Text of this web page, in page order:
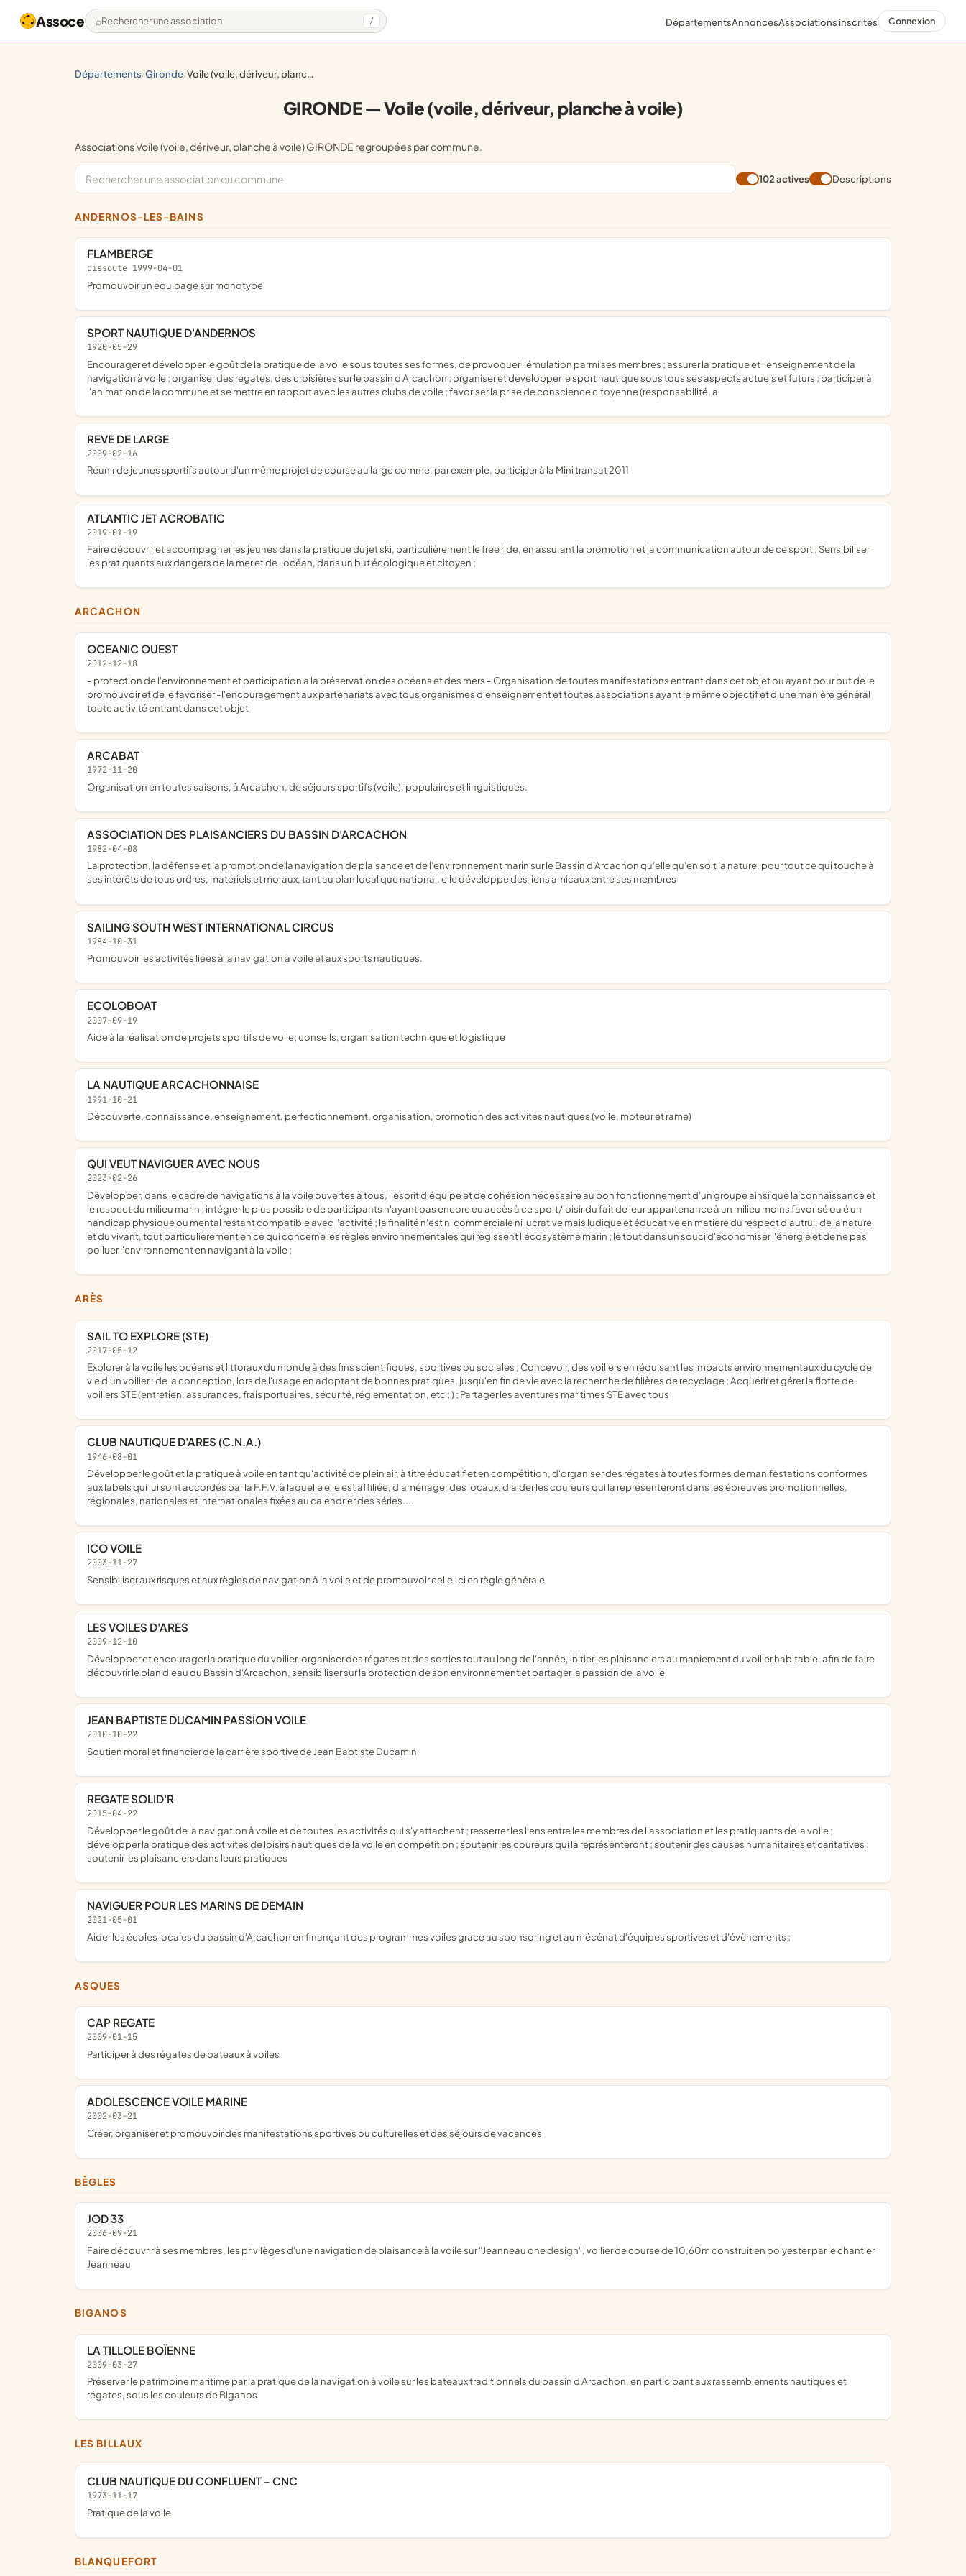
Assoce Rechercher une association / DépartementsAnnoncesAssociations inscrites Connexion
départements/ gironde/ voile (voile, dériveur, planche à voile)
GIRONDE — Voile (voile, dériveur, planche à voile)
Associations Voile (voile, dériveur, planche à voile) GIRONDE regroupées par commune.
102 actives Descriptions
ANDERNOS-LES-BAINS
FLAMBERGE
dissoute 1999-04-01
promouvoir un équipage sur monotype
SPORT NAUTIQUE D'ANDERNOS
1920-05-29
encourager et développer le goût de la pratique de la voile sous toutes ses formes, de provoquer l'émulation parmi ses membres ; assurer la pratique et l'enseignement de la
navigation à voile ; organiser des régates, des croisières sur le bassin d'Arcachon ; organiser et développer le sport nautique sous tous ses aspects actuels et futurs ; participer à
l'animation de la commune et se mettre en rapport avec les autres clubs de voile ; favoriser la prise de conscience citoyenne (responsabilité, a
REVE DE LARGE
2009-02-16
réunir de jeunes sportifs autour d'un même projet de course au large comme, par exemple, participer à la Mini transat 2011
ATLANTIC JET ACROBATIC
2019-01-19
faire découvrir et accompagner les jeunes dans la pratique du jet ski, particulièrement le free ride, en assurant la promotion et la communication autour de ce sport ; Sensibiliser
les pratiquants aux dangers de la mer et de l'océan, dans un but écologique et citoyen ;
ARCACHON
OCEANIC OUEST
2012-12-18
- protection de l'environnement et participation a la préservation des océans et des mers - Organisation de toutes manifestations entrant dans cet objet ou ayant pour but de le
promouvoir et de le favoriser -l'encouragement aux partenariats avec tous organismes d'enseignement et toutes associations ayant le même objectif et d'une manière général
toute activité entrant dans cet objet
ARCABAT
1972-11-20
Organisation en toutes saisons, à Arcachon, de séjours sportifs (voile), populaires et linguistiques.
ASSOCIATION DES PLAISANCIERS DU BASSIN D'ARCACHON
1982-04-08
la protection, la défense et la promotion de la navigation de plaisance et de l'environnement marin sur le Bassin d'Arcachon qu'elle qu'en soit la nature, pour tout ce qui touche à
ses intérêts de tous ordres, matériels et moraux, tant au plan local que national. elle développe des liens amicaux entre ses membres
SAILING SOUTH WEST INTERNATIONAL CIRCUS
1984-10-31
Promouvoir les activités liées à la navigation à voile et aux sports nautiques.
ECOLOBOAT
2007-09-19
aide à la réalisation de projets sportifs de voile; conseils, organisation technique et logistique
LA NAUTIQUE ARCACHONNAISE
1991-10-21
découverte, connaissance, enseignement, perfectionnement, organisation, promotion des activités nautiques (voile, moteur et rame)
QUI VEUT NAVIGUER AVEC NOUS
2023-02-26
développer, dans le cadre de navigations à la voile ouvertes à tous, l'esprit d'équipe et de cohésion nécessaire au bon fonctionnement d'un groupe ainsi que la connaissance et
le respect du milieu marin ; intégrer le plus possible de participants n'ayant pas encore eu accès à ce sport/loisir du fait de leur appartenance à un milieu moins favorisé ou é un
handicap physique ou mental restant compatible avec l'activité ; la finalité n'est ni commerciale ni lucrative mais ludique et éducative en matière du respect d'autrui, de la nature
et du vivant, tout particulièrement en ce qui concerne les règles environnementales qui régissent l'écosystème marin ; le tout dans un souci d'économiser l'énergie et de ne pas
polluer l'environnement en navigant à la voile ;
ARÈS
SAIL TO EXPLORE (STE)
2017-05-12
explorer à la voile les océans et littoraux du monde à des fins scientifiques, sportives ou sociales ; Concevoir, des voiliers en réduisant les impacts environnementaux du cycle de
vie d'un voilier : de la conception, lors de l'usage en adoptant de bonnes pratiques, jusqu'en fin de vie avec la recherche de filières de recyclage ; Acquérir et gérer la flotte de
voiliers STE (entretien, assurances, frais portuaires, sécurité, réglementation, etc ; ) ; Partager les aventures maritimes STE avec tous
CLUB NAUTIQUE D'ARES (C.N.A.)
1946-08-01
développer le goût et la pratique à voile en tant qu'activité de plein air, à titre éducatif et en compétition, d'organiser des régates à toutes formes de manifestations conformes
aux labels qui lui sont accordés par la F.F.V. à laquelle elle est affiliée, d'aménager des locaux, d'aider les coureurs qui la représenteront dans les épreuves promotionnelles,
régionales, nationales et internationales fixées au calendrier des séries....
ICO VOILE
2003-11-27
sensibiliser aux risques et aux règles de navigation à la voile et de promouvoir celle-ci en règle générale
LES VOILES D'ARES
2009-12-10
développer et encourager la pratique du voilier, organiser des régates et des sorties tout au long de l'année, initier les plaisanciers au maniement du voilier habitable, afin de faire
découvrir le plan d'eau du Bassin d'Arcachon, sensibiliser sur la protection de son environnement et partager la passion de la voile
JEAN BAPTISTE DUCAMIN PASSION VOILE
2010-10-22
soutien moral et financier de la carrière sportive de Jean Baptiste Ducamin
REGATE SOLID'R
2015-04-22
développer le goût de la navigation à voile et de toutes les activités qui s'y attachent ; resserrer les liens entre les membres de l'association et les pratiquants de la voile ;
développer la pratique des activités de loisirs nautiques de la voile en compétition ; soutenir les coureurs qui la représenteront ; soutenir des causes humanitaires et caritatives ;
soutenir les plaisanciers dans leurs pratiques
NAVIGUER POUR LES MARINS DE DEMAIN
2021-05-01
aider les écoles locales du bassin d'Arcachon en finançant des programmes voiles grace au sponsoring et au mécénat d'équipes sportives et d'évènements ;
ASQUES
CAP REGATE
2009-01-15
participer à des régates de bateaux à voiles
ADOLESCENCE VOILE MARINE
2002-03-21
créer, organiser et promouvoir des manifestations sportives ou culturelles et des séjours de vacances
BÈGLES
JOD 33
2006-09-21
Faire découvrir à ses membres, les privilèges d'une navigation de plaisance à la voile sur "Jeanneau one design", voilier de course de 10,60m construit en polyester par le chantier
Jeanneau
BIGANOS
LA TILLOLE BOÏENNE
2009-03-27
préserver le patrimoine maritime par la pratique de la navigation à voile sur les bateaux traditionnels du bassin d'Arcachon, en participant aux rassemblements nautiques et
régates, sous les couleurs de Biganos
LES BILLAUX
CLUB NAUTIQUE DU CONFLUENT - CNC
1973-11-17
pratique de la voile
BLANQUEFORT